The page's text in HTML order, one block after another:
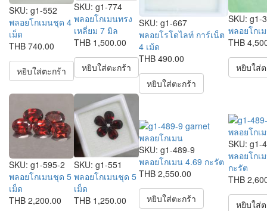
SKU: g1-552
พลอยโกเมนชุด 4
เม็ด
THB 740.00
หยิบใส่ตะกร้า
SKU: g1-774
พลอยโกเมนทรง
เหลี่ยม 7 มิล
THB 1,500.00
หยิบใส่ตะกร้า
SKU: g1-667
พลอยโรโดไลท์ การ์เน็ต
4 เม้ด
THB 490.00
หยิบใส่ตะกร้า
SKU: g1-
พลอยโกเ
THB
หยิบใส่
SKU: g1-595-2
พลอยโกเมนชุด 5
เม็ด
THB 2,200.00
SKU: g1-551
พลอยโกเมนชุด 5
เม็ด
THB 1,250.00
SKU: g1-489-9
พลอยโกเมน 4.69 กะรัต
THB 2,550.00
หยิบใส่ตะกร้า
SKU: g1-
พลอยโกเ
กะรัต
THB
หยิบใส่